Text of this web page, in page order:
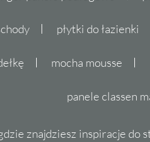
płytki do łazienki
mocha mousse
panele classen
znajdziesz inspiracje do